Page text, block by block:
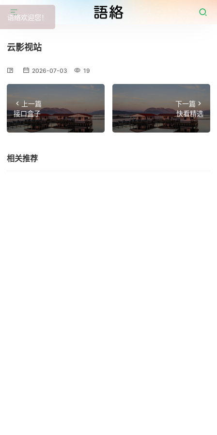
云影视站
2026-07-03 19
上一篇
接口盒子
下一篇
快看精选
相关推荐
语络欢迎您！